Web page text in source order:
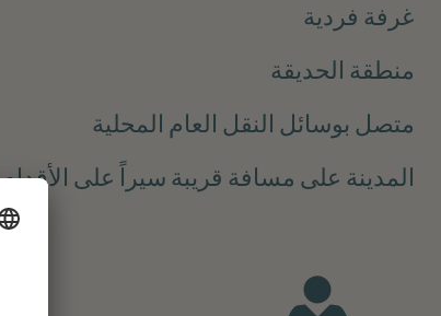
غرفة فردية
منطقة الحديقة
متصل بوسائل النقل العام المحلية
المدينة على مسافة قريبة سيراً على الأقدام